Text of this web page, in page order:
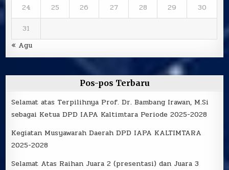
24
25 26 27 28 29
30
31
« Agu
Pos-pos Terbaru
Selamat atas Terpilihnya Prof. Dr. Bambang Irawan, M.Si
sebagai Ketua DPD IAPA Kaltimtara Periode 2025-2028
Kegiatan Musyawarah Daerah DPD IAPA KALTIMTARA
2025-2028
Selamat Atas Raihan Juara 2 (presentasi) dan Juara 3